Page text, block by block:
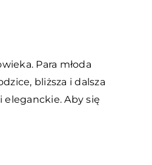
Para młoda
bliższa i dalsza
eleganckie. Aby się